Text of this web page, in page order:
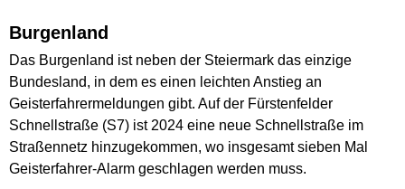
Burgenland
Das Burgenland ist neben der Steiermark das einzige
Bundesland, in dem es einen leichten Anstieg an
Geisterfahrermeldungen gibt. Auf der Fürstenfelder
Schnellstraße (S7) ist 2024 eine neue Schnellstraße im
Straßennetz hinzugekommen, wo insgesamt sieben Mal
Geisterfahrer-Alarm geschlagen werden muss.